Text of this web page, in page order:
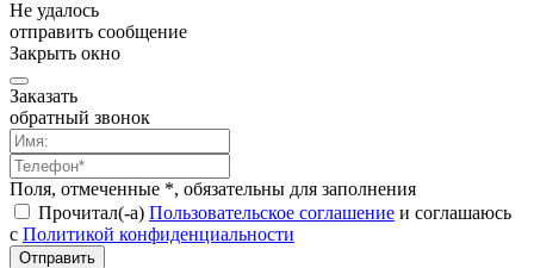
Не удалось
отправить сообщение
Закрыть окно
Заказать
обратный звонок
Поля, отмеченные *, обязательны для заполнения
Прочитал(-а) Пользовательское соглашение и соглашаюсь
с Политикой конфиденциальности
Отправить